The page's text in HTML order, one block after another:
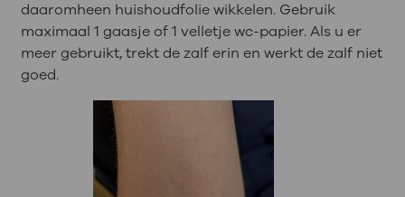
daaromheen huishoudfolie wikkelen. Gebruik
maximaal 1 gaasje of 1 velletje wc-papier. Als u er
meer gebruikt, trekt de zalf erin en werkt de zalf niet
goed.